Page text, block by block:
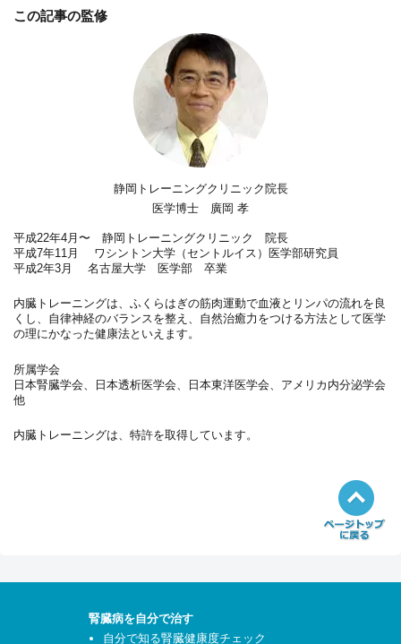
この記事の監修
静岡トレーニングクリニック院長
医学博士 廣岡 孝
平成22年4月〜 静岡トレーニングクリニック 院長
平成7年11月 ワシントン大学（セントルイス）医学部研究員
平成2年3月 名古屋大学 医学部 卒業
内臓トレーニングは、ふくらはぎの筋肉運動で血液とリンパの流れを良
くし、自律神経のバランスを整え、自然治癒力をつける方法として医学
の理にかなった健康法といえます。
所属学会
日本腎臓学会、日本透析医学会、日本東洋医学会、アメリカ内分泌学会
他
内臓トレーニングは、特許を取得しています。
腎臓病を自分で治す
自分で知る腎臓健康度チェック